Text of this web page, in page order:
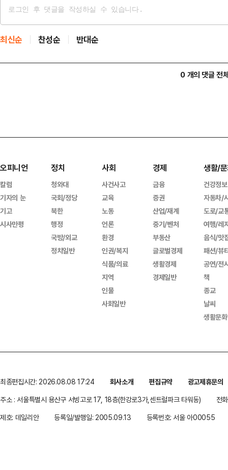
최신순 찬성순 반대순
0 개의 댓글 전
오피니언
칼럼
기자의 눈
기고
시사만평
정치
청와대
국회/정당
북한
행정
국방/외교
정치일반
사회
사건사고
교육
노동
언론
환경
인권/복지
식품/의료
지역
인물
사회일반
경제
금융
증권
산업/재계
중기/벤처
부동산
글로벌경제
생활경제
경제일반
생활/
건강정보
자동차/
도로/교
여행/레
음식/맛
패션/뷰
공연/전
책
종교
날씨
생활문
최종편집시간: 2026.08.08 17:24 회사소개 편집규약
광고제휴문의
주소 : 서울특별시 용산구 서빙고로 17, 18층(한강로3가,센트럴파크 타워동)
전
제호: 데일리안
등록일/발행일: 2005.09.13 등록번호: 서울 아00055